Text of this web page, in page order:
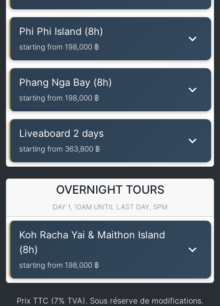
Phi Phi Island (8h)
starting from 198,000 ฿
Phang Nga Bay (8h)
starting from 198,000 ฿
Liveaboard 2 days
starting from 363,800 ฿
OVERNIGHT TOURS
DAY 1, 10AM UNTIL LAST DAY, 5PM
Koh Racha Yai & Maithon Island
(8h)
starting from 198,000 ฿
Prix TTC (7% TVA). Sous réserve de modifications.